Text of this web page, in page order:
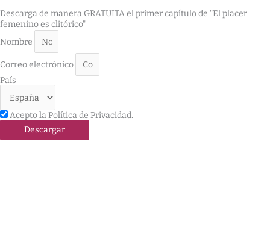
Descarga de manera GRATUITA el primer capítulo de "El placer
femenino es clitórico"
Nombre
Correo electrónico
País
Acepto la Política de Privacidad.
Descargar